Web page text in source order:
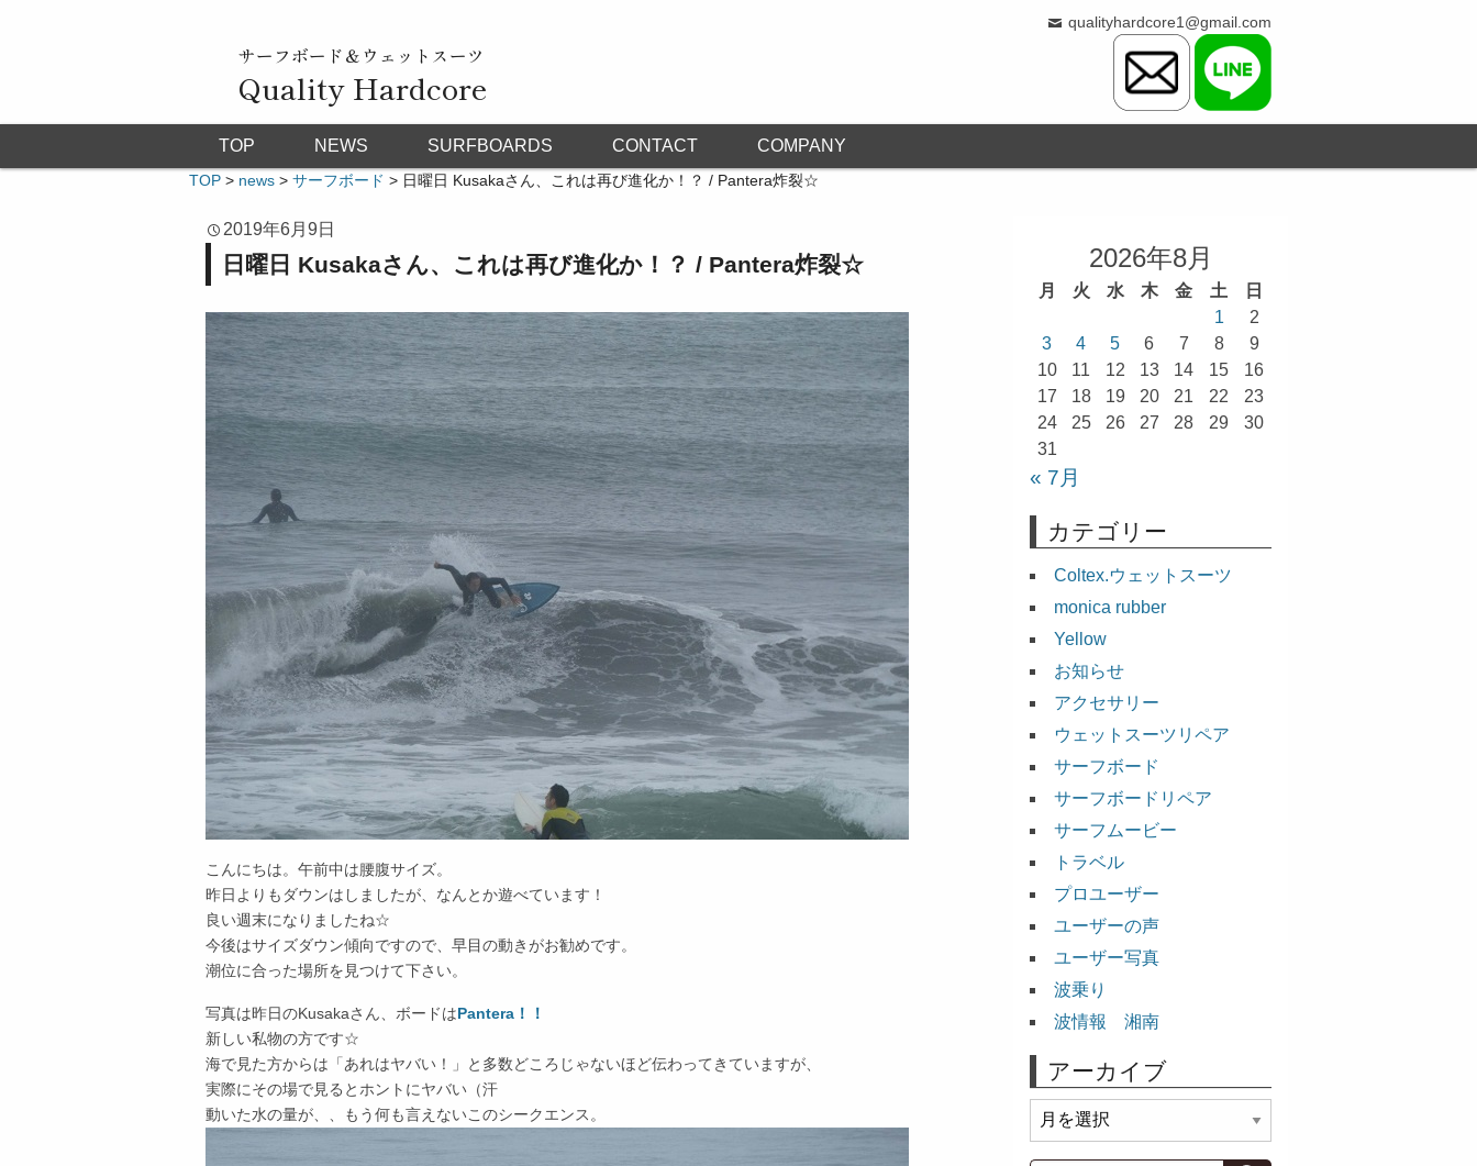
サーフボード＆ウェットスーツ
Quality Hardcore
qualityhardcore1@gmail.com
TOP NEWS SURFBOARDS CONTACT COMPANY
TOP > news > サーフボード > 日曜日 Kusakaさん、これは再び進化か！？ / Pantera炸裂☆
2019年6月9日
日曜日 Kusakaさん、これは再び進化か！？ / Pantera炸裂☆
こんにちは。午前中は腰腹サイズ。
昨日よりもダウンはしましたが、なんとか遊べています！
良い週末になりましたね☆
今後はサイズダウン傾向ですので、早目の動きがお勧めです。
潮位に合った場所を見つけて下さい。
写真は昨日のKusakaさん、ボードはPantera！！
新しい私物の方です☆
海で見た方からは「あれはヤバい！」と多数どころじゃないほど伝わってきていますが、
実際にその場で見るとホントにヤバい（汗
動いた水の量が、、もう何も言えないこのシークエンス。
2026年8月
月 火 水 木 金 土
日
1
2
3
4 5 6 7 8
9
10
11 12 13 14 15
16
17
18 19 20 21 22
23
24
25 26 27 28 29
30
31
« 7月
カテゴリー
Coltex.ウェットスーツ
monica rubber
Yellow
お知らせ
アクセサリー
ウェットスーツリペア
サーフボード
サーフボードリペア
サーフムービー
トラベル
プロユーザー
ユーザーの声
ユーザー写真
波乗り
波情報 湘南
アーカイブ
ー